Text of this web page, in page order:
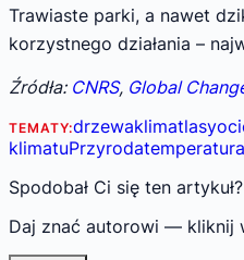
Trawiaste parki, a nawet
korzystnego działania –
Źródła: CNRS, Global
TEMATY:drzewaklimatlasy
klimatuPrzyrodatemperatura
Spodobał Ci się ten artykuł?
Daj znać autorowi — kliknij